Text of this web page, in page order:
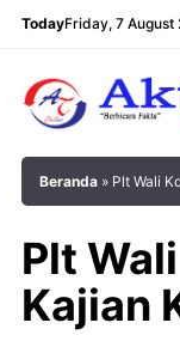
TodayFriday, 7 August
Beranda » Plt Wali
Plt
Kajian